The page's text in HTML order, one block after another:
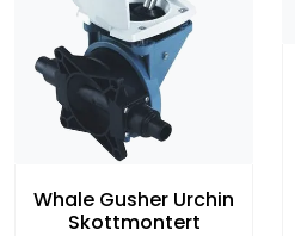
Whale Gusher Urchin
Skottmontert